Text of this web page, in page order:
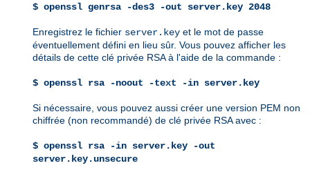
$ openssl genrsa -des3 -out server.key 2048
Enregistrez le fichier server.key et le mot de passe
éventuellement défini en lieu sûr. Vous pouvez afficher les
détails de cette clé privée RSA à l'aide de la commande :
$ openssl rsa -noout -text -in server.key
Si nécessaire, vous pouvez aussi créer une version PEM non
chiffrée (non recommandé) de clé privée RSA avec :
$ openssl rsa -in server.key -out
server.key.unsecure